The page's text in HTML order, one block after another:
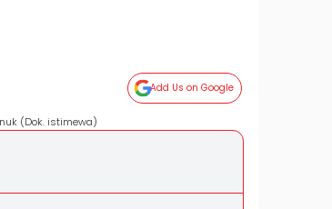
Add Us on Google
(Dok. istimewa)